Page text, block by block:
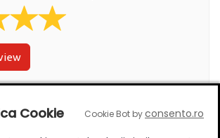
al produsului
Cookie Cookie Bot byconsento.ro